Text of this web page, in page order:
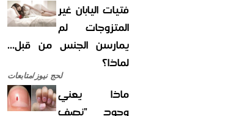
فتيات اليابان غير
المتزوجات لم
يمارسن الجنس من قبل...
لماذا؟
لحج نيوز/متابعات
ماذا يعني
وجود "نصف